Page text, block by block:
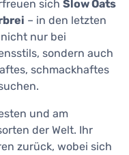
sich Slow Oats
– in den letzten
nur bei
sondern auch
schmackhaftes
und am
der Welt. Ihr
zurück, wobei sich